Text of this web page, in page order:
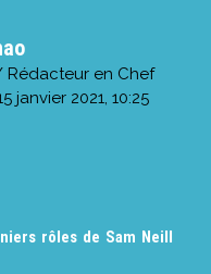
Rédacteur en Chef
janvier 2021, 10:25
rôles de Sam Neill